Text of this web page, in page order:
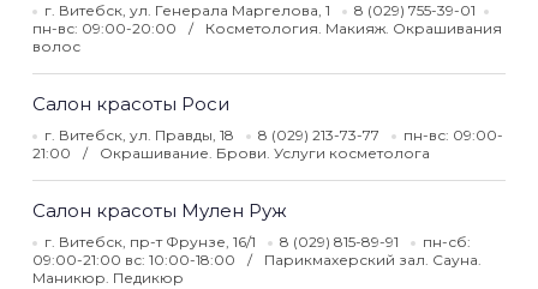
г. Витебск, ул. Генерала Маргелова, 1
8 (029) 755-39-01
пн-вс: 09:00-20:00
Косметология. Макияж. Окрашивания
волос
Салон красоты Роси
г. Витебск, ул. Правды, 18 8 (029) 213-73-77
пн-вс: 09:00-
21:00
Окрашивание. Брови. Услуги косметолога
Салон красоты Мулен Руж
г. Витебск, пр-т Фрунзе, 16/1 8 (029) 815-89-91
пн-сб:
09:00-21:00 вс: 10:00-18:00
Парикмахерский зал. Сауна.
Маникюр. Педикюр